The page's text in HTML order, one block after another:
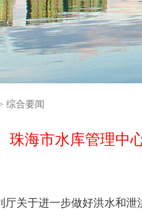
综合要闻
珠海市水库管理中
于进一步做好洪水和泄